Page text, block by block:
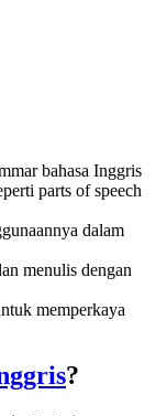
bahasa Inggris
parts of speech
dalam
menulis dengan
memperkaya
?